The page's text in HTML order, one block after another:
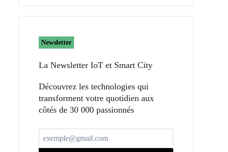
Newsletter
La Newsletter IoT et Smart City​
Découvrez les technologies qui
transforment votre quotidien aux
côtés de 30 000 passionnés